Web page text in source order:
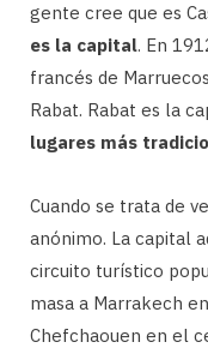
gente cree que es
es la capital. En
francés de
Rabat. Rabat es la
lugares más
Cuando se trata de
anónimo. La capital
circuito turístico
masa a Marrakech
Chefchaouen en el